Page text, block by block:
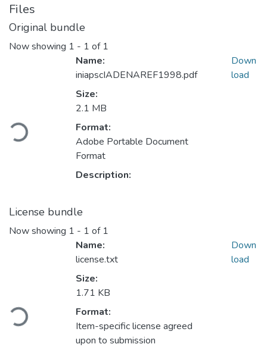
Files
Original bundle
Now showing 1 - 1 of 1
Loading...
Name:
iniapscIADENAREF1998.pdf
Size:
2.1 MB
Format:
Adobe Portable Document
Format
Description:
Down
load
License bundle
Now showing 1 - 1 of 1
Loading...
Name:
license.txt
Size:
1.71 KB
Format:
Item-specific license agreed
upon to submission
Down
load